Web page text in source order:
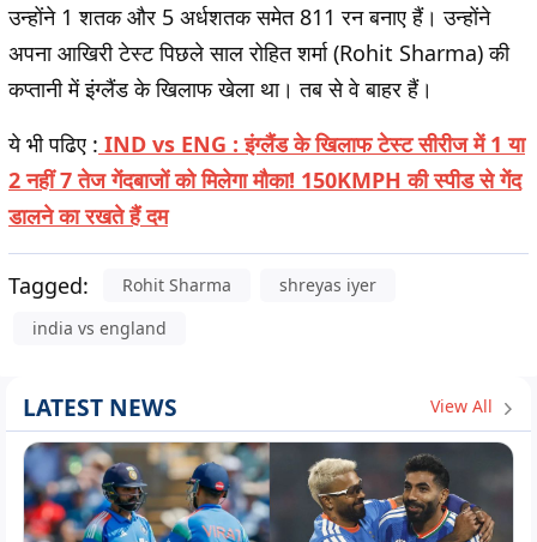
उन्होंने 1 शतक और 5 अर्धशतक समेत 811 रन बनाए हैं। उन्होंने
अपना आखिरी टेस्ट पिछले साल रोहित शर्मा (Rohit Sharma) की
कप्तानी में इंग्लैंड के खिलाफ खेला था। तब से वे बाहर हैं।
ये भी पढिए : IND vs ENG : इंग्लैंड के खिलाफ टेस्ट सीरीज में 1 या
2 नहीं 7 तेज गेंदबाजों को मिलेगा मौका! 150KMPH की स्पीड से गेंद
डालने का रखते हैं दम
Tagged: Rohit Sharma
shreyas iyer
india vs england
LATEST NEWS View All